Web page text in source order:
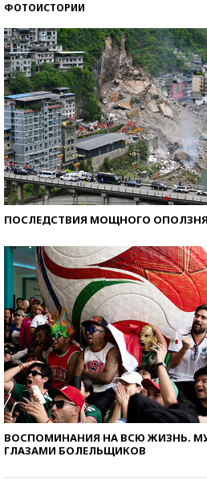
ФОТОИСТОРИИ
ПОСЛЕДСТВИЯ МОЩНОГО
ВОСПОМИНАНИЯ НА ВСЮ ЖИЗНЬ.
ГЛАЗАМИ БОЛЕЛЬЩИКОВ